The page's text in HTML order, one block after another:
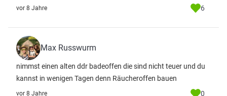
vor 8 Jahre 6
Max Russwurm
nimmst einen alten ddr badeoffen die sind nicht teuer und du
kannst in wenigen Tagen denn Räucheroffen bauen
vor 8 Jahre 0